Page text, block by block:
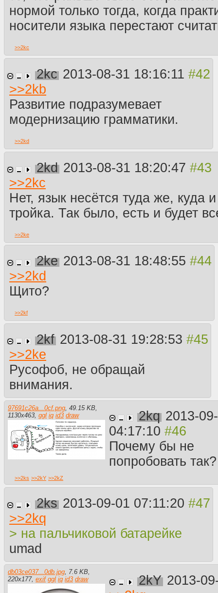
нормой только тогда, когда
носители языка перестают
>>2kc
2kc 2013-08-31 18:16:11
>>2kb
Развитие подразумевает
модернизацию грамматики.
>>2kd
2kd 2013-08-31 18:20:47
>>2kc
Нет, язык несётся туда же, куда
тройка. Так было, есть и будет
>>2ke
2ke 2013-08-31 18:48:55
>>2kd
Щито?
>>2kf
2kf 2013-08-31 19:28:53
>>2ke
Русофоб, не обращай
внимания.
97691c26a...0cf.png 49.15 KB
1130x463 ggl iq id3 draw 2kq 2013-
04:17:10
Почему бы не
попробовать так?
>>2ks >>2kY >>2kZ
2ks 2013-09-01 07:11:20
>>2kq
> на пальчиковой батарейке
umad
db03ce037...0db.jpg 7.6 KB
220x177, exif ggl iq id3 draw 2kY 2013-